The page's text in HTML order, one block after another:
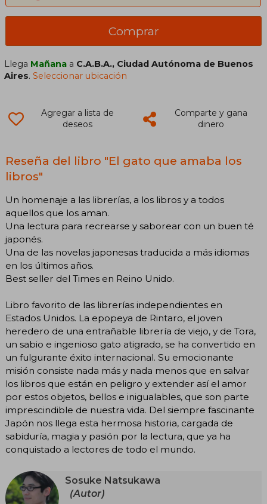
Comprar
Llega Mañana a C.A.B.A., Ciudad Autónoma de Buenos
Aires.Seleccionar ubicación
Agregar a lista de
deseos
Comparte y gana
dinero
Reseña del libro "El gato que amaba los
libros"
Un homenaje a las librerías, a los libros y a todos
aquellos que los aman.
Una lectura para recrearse y saborear con un buen té
japonés.
Una de las novelas japonesas traducida a más idiomas
en los últimos años.
Best seller del Times en Reino Unido.
Libro favorito de las librerías independientes en
Estados Unidos. La epopeya de Rintaro, el joven
heredero de una entrañable librería de viejo, y de Tora,
un sabio e ingenioso gato atigrado, se ha convertido en
un fulgurante éxito internacional. Su emocionante
misión consiste nada más y nada menos que en salvar
los libros que están en peligro y extender así el amor
por estos objetos, bellos e inigualables, que son parte
imprescindible de nuestra vida. Del siempre fascinante
Japón nos llega esta hermosa historia, cargada de
sabiduría, magia y pasión por la lectura, que ya ha
conquistado a lectores de todo el mundo.
Sosuke Natsukawa
(Autor)